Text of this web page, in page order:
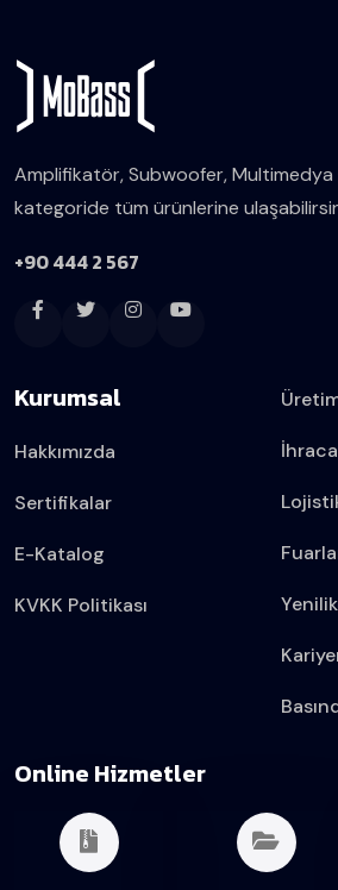
Amplifikatör, Subwoofer,
kategoride tüm ürünlerine
+90 444 2 567
Kurumsal
Hakkımızda
Sertifikalar
E-Katalog
KVKK Politikası
Online Hizmetler